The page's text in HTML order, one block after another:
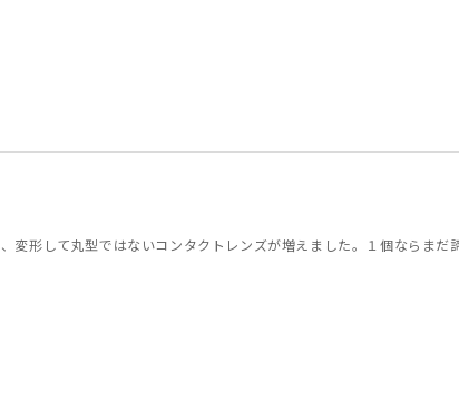
形して丸型ではないコンタクトレンズが増えました。１個ならまだ